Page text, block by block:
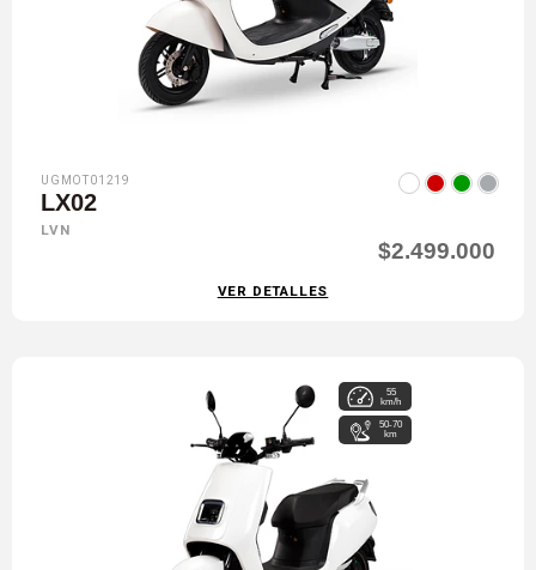
UGMOT01219
LX02
LVN
$2.499.000
VER DETALLES
55
km/h
50-70
km